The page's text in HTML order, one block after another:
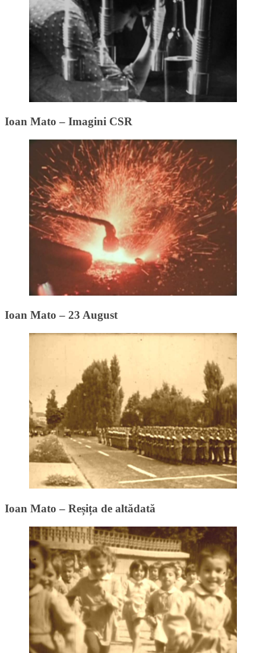
Ioan Mato – Imagini CSR
Ioan Mato – 23 August
Ioan Mato – Reșița de altădată